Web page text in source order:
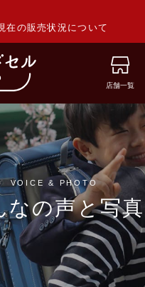
在の販売状況について
店舗一覧
VOICE & PHOTO
なの声と写真